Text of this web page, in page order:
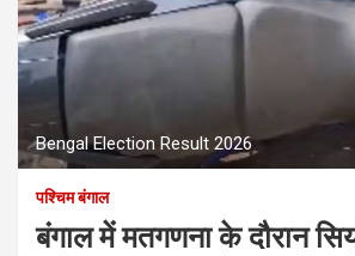
Bengal Election Result 2026
पश्चिम बंगाल
बंगाल में मतगणना के दौरान